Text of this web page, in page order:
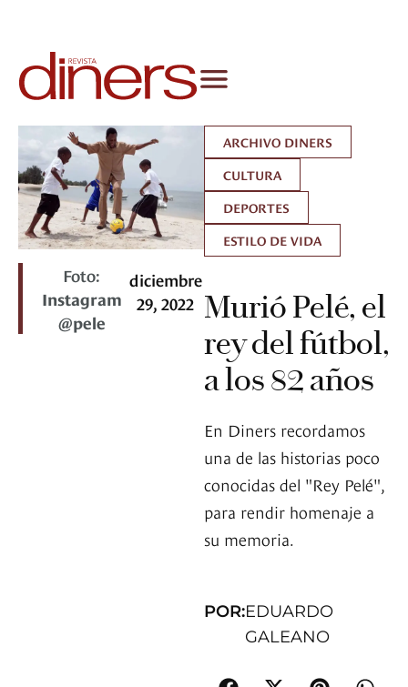
Foto:
Instagram
@pele
diciembre
29, 2022
ARCHIVO DINERS
CULTURA
DEPORTES
ESTILO DE VIDA
Murió Pelé, el
rey del fútbol,
a los 82 años
En Diners recordamos
una de las historias poco
conocidas del "Rey Pelé",
para rendir homenaje a
su memoria.
POR:EDUARDO
GALEANO